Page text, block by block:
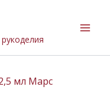
мл Марс